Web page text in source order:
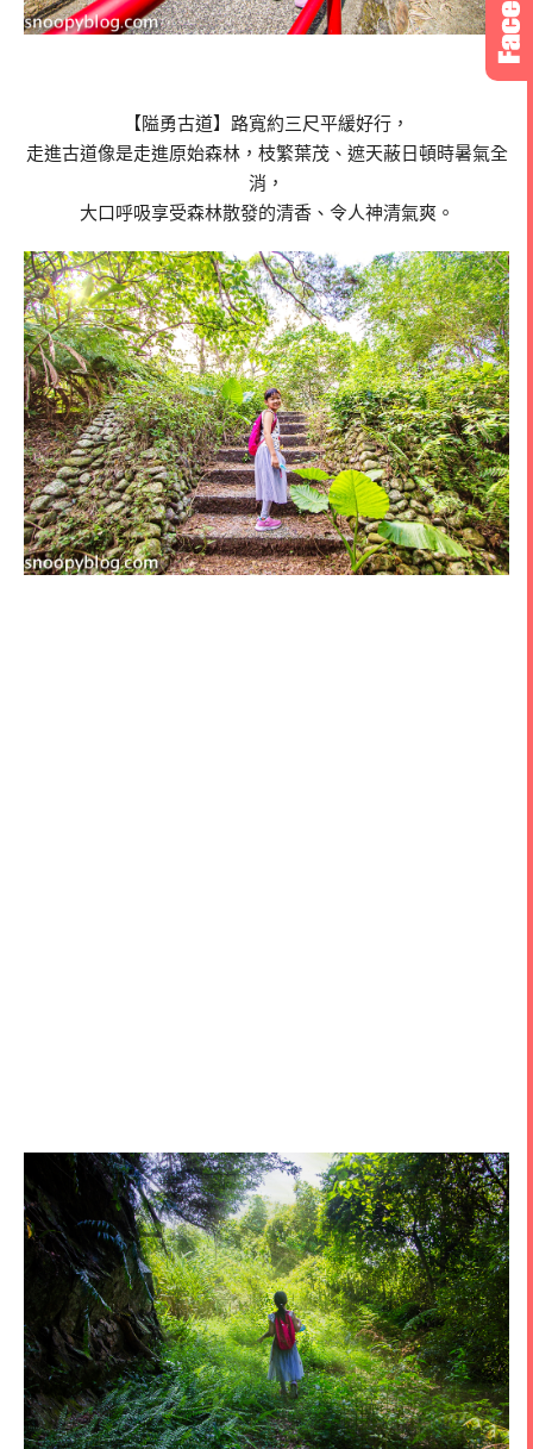
【隘勇古道】路寬約三尺平緩好行，
走進古道像是走進原始森林，枝繁葉茂、遮天蔽日頓時暑氣全
消，
大口呼吸享受森林散發的清香、令人神清氣爽。